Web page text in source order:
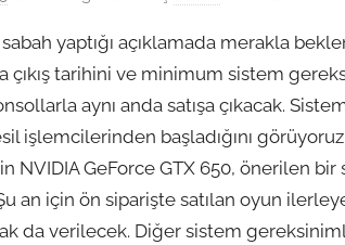
yaptığı açıklamada merakla
çıkış tarihini ve minimum sistem
aynı anda satışa çıkacak.
işlemcilerinden başladığını
NVIDIA GeForce GTX 650, önerilen
an için ön siparişte satılan oyun
da verilecek. Diğer sistem